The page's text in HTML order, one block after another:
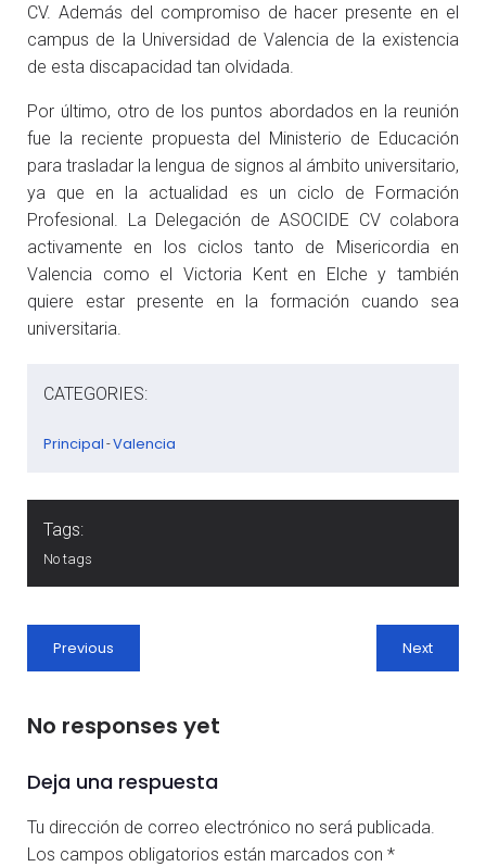
CV. Además del compromiso de hacer presente en el
campus de la Universidad de Valencia de la existencia
de esta discapacidad tan olvidada.
Por último, otro de los puntos abordados en la reunión
fue la reciente propuesta del Ministerio de Educación
para trasladar la lengua de signos al ámbito universitario,
ya que en la actualidad es un ciclo de Formación
Profesional. La Delegación de ASOCIDE CV colabora
activamente en los ciclos tanto de Misericordia en
Valencia como el Victoria Kent en Elche y también
quiere estar presente en la formación cuando sea
universitaria.
CATEGORIES:
Principal -Valencia
Tags:
No tags
Previous Next
No responses yet
Deja una respuesta
Tu dirección de correo electrónico no será publicada.
Los campos obligatorios están marcados con *